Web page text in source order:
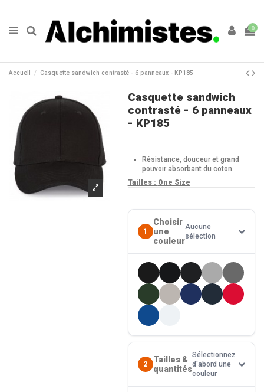
0
Accueil Casquette sandwich contrasté - 6 panneaux - KP185
Casquette sandwich
contrasté - 6 panneaux
- KP185
Résistance, douceur et grand
pouvoir absorbant du coton.
Tailles : One Size
1
Choisir
une
couleur
Aucune
sélection
2
Tailles &
quantités
Sélectionnez
d'abord une
couleur